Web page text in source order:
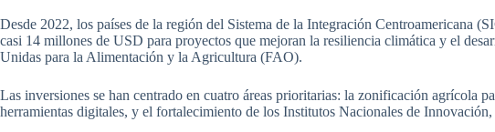
Desde 2022, los países de la región del Sistema de la Integración Centroamericana
casi 14 millones de USD para proyectos que mejoran la resiliencia climática y el
Unidas para la Alimentación y la Agricultura (FAO).
Las inversiones se han centrado en cuatro áreas prioritarias: la zonificación agrícola
herramientas digitales, y el fortalecimiento de los Institutos Nacionales de